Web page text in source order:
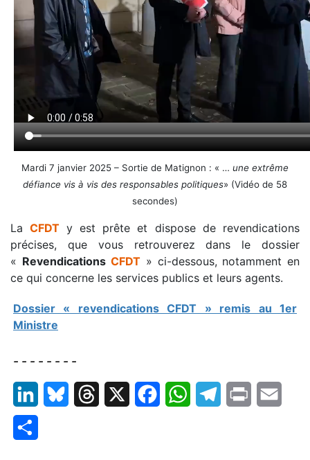
Mardi 7 janvier 2025 – Sortie de Matignon : « … une extrême
défiance vis à vis des responsables politiques» (Vidéo de 58
secondes)
LaCFDT y est prête et dispose de revendications
précises, que vous retrouverez dans le dossier
« Revendications CFDT » ci-dessous, notamment en
ce qui concerne les services publics et leurs agents.
Dossier « revendications CFDT » remis au 1er
Ministre
– – – – – – – –
LinkedInBluesky Threads FacebookWhatsAppTelegram
Print